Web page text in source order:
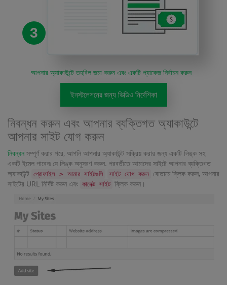
3
আপনার অ্যাকাউন্টে তহবিল জমা করুন এবং একটি প্যাকেজ নির্বাচন করুন
ইনস্টলেশনের জন্য ভিডিও নির্দেশিকা
নিবন্ধন করুন এবং আপনার ব্যক্তিগত অ্যাকাউন্টে
আপনার সাইট যোগ করুন
নিবন্ধন সম্পূর্ণ করার পরে, আপনি আপনার অ্যাকাউন্ট সক্রিয় করার জন্য একটি লিঙ্ক সহ
একটি ইমেল পাবেন৷ যে লিঙ্ক অনুসরণ করুন. পরবর্তীতে আমাদের সাইটে আপনার ব্যক্তিগত
অ্যাকাউন্ট প্রোফাইল > আমার সাইটগুলি সাইট যোগ করুন বোতামে ক্লিক করুন, আপনার
সাইটের URL নির্দিষ্ট করুন এবং কানেক্ট সাইট ক্লিক করুন।